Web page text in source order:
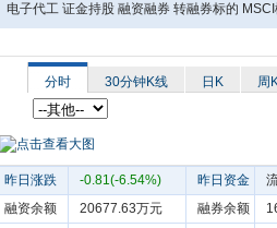
电子代工 证金持股 融资融券 转融券标的
分时 30分钟K线 日K 周
昨日涨跌 -0.81(-6.54%) 昨日资金
融资余额
20677.63万元 融券余额